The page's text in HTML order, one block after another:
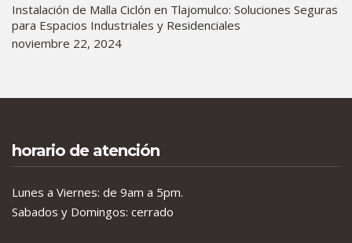
Instalación de Malla Ciclón en Tlajomulco: Soluciones Seguras
para Espacios Industriales y Residenciales
noviembre 22, 2024
horario de atención
Lunes a Viernes: de 9am a 5pm.
Sabados y Domingos: cerrado